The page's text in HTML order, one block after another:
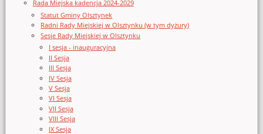
Rada Miejska kadencja 2024-2029
Statut Gminy Olsztynek
Radni Rady Miejskiej w Olsztynku (w tym dyżury)
Sesje Rady Miejskiej w Olsztynku
I sesja - inauguracyjna
II Sesja
III Sesja
IV Sesja
V Sesja
VI Sesja
VII Sesja
VIII Sesja
IX Sesja